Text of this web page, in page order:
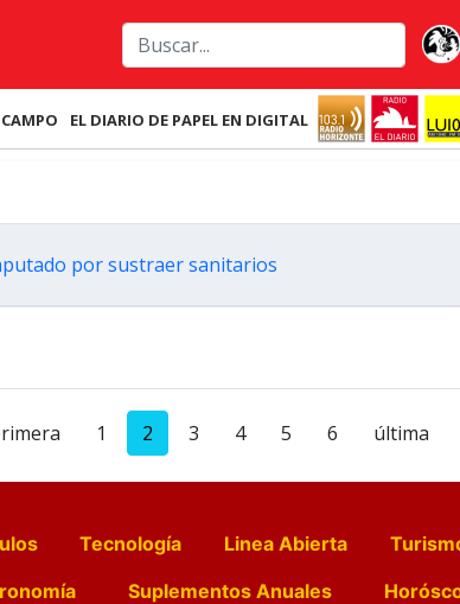
CAMPO EL DIARIO DE PAPEL EN DIGITAL
por sustraer sanitarios
1 2 3 4 5 6 última
Tecnología Linea Abierta
Suplementos Anuales